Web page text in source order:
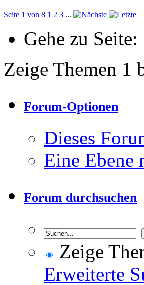
Seite 1 von 8 1 2 3 ...
Gehe zu Seite:
Zeige Themen 1
Forum-Optionen
Dieses
Eine Ebene
Forum durchsuchen
Zeige
Erweiterte